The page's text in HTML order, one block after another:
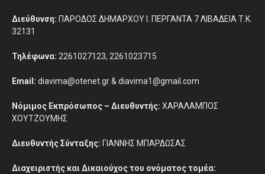
Διεύθυνση: ΠΑΡΟΔΟΣ ΔΗΜΑΡΧΟΥ Ι. ΠΕΡΓΑΝΤΑ 7 ΛΙΒΑΔΕΙΑ Τ.Κ.
32131
Τηλέφωνα: 2261027123, 2261023715
Email: diavima@otenet.gr & diavima1@gmail.com
Νόμιμος Εκπρόσωπος – Διευθυντής: ΧΑΡΑΛΑΜΠΟΣ
ΧΟΥΤΖΟΥΜΗΣ
Διευθυντής Σύνταξης: ΓΙΑΝΝΗΣ ΜΠΑΡΔΩΣΑΣ
Διαχειριστής και Δικαιούχος του ονόματος τομέα: